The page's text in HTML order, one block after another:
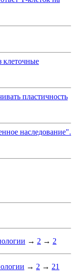
клеточные
пластичность
наследование".
→ 2 → 2
→ 2 → 21